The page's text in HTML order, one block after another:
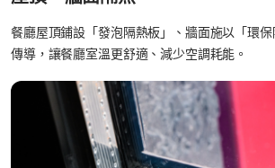
餐廳屋頂鋪設「發泡隔熱板」、牆面施以「環
傳導，讓餐廳室溫更舒適、減少空調耗能。